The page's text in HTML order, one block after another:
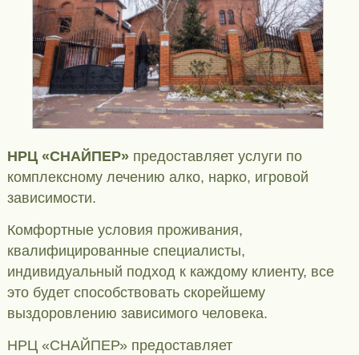
НРЦ «СНАЙПЕР»предоставляет услуги по
комплексному лечению алко, нарко, игровой
зависимости.
Комфортные условия проживания,
квалифицированные специалисты,
индивидуальный подход к каждому клиенту, все
это будет способствовать скорейшему
выздоровлению зависимого человека.
НРЦ «СНАЙПЕР» предоставляет